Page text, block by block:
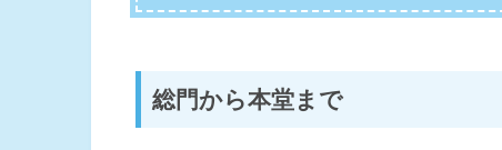
総門から本堂まで